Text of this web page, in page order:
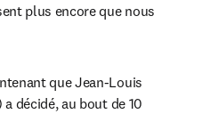
plus encore que nous
que Jean-Louis
a décidé, au bout de 10